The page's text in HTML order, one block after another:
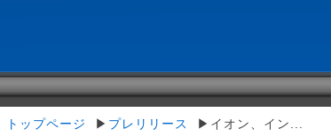
トップページ ▶ プレリリース ▶イオン、イン...